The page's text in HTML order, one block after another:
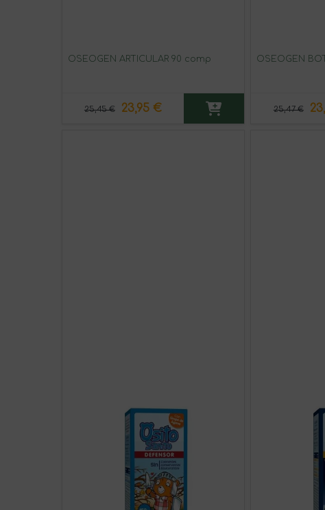
OSEOGEN ARTICULAR 90 comp
25,45 € 23,95 €
OSEOGEN
25,47 €